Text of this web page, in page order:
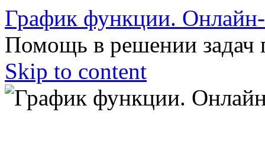
График функции.
Помощь в решении задач
Skip to content